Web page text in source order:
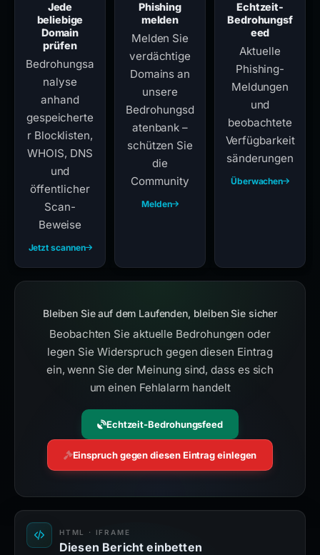
Jede
beliebige
Domain
prüfen
Bedrohungsa
nalyse
anhand
gespeicherte
r Blocklisten,
WHOIS, DNS
und
öffentlicher
Scan-
Beweise
Jetzt scannen
Phishing
melden
Melden Sie
verdächtige
Domains an
unsere
Bedrohungsd
atenbank –
schützen Sie
die
Community
Melden
Echtzeit-
Bedrohungsf
eed
Aktuelle
Phishing-
Meldungen
und
beobachtete
Verfügbarkeit
sänderungen
Überwachen
Bleiben Sie auf dem Laufenden, bleiben Sie sicher
Beobachten Sie aktuelle Bedrohungen oder
legen Sie Widerspruch gegen diesen Eintrag
ein, wenn Sie der Meinung sind, dass es sich
um einen Fehlalarm handelt
Echtzeit-Bedrohungsfeed
Einspruch gegen diesen Eintrag einlegen
HTML · IFRAME
Diesen Bericht einbetten